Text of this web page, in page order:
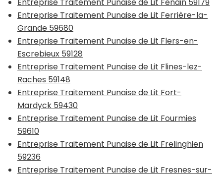
Entreprise Traitement Punaise de Lit Ferrière-la-
Grande 59680
Entreprise Traitement Punaise de Lit Flers-en-
Escrebieux 59128
Entreprise Traitement Punaise de Lit Flines-lez-
Raches 59148
Entreprise Traitement Punaise de Lit Fort-
Mardyck 59430
Entreprise Traitement Punaise de Lit Fourmies
59610
Entreprise Traitement Punaise de Lit Frelinghien
59236
Entreprise Traitement Punaise de Lit Fresnes-sur-